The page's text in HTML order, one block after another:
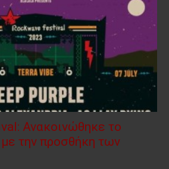
Ανακοινώθηκε το
την προσθήκη των